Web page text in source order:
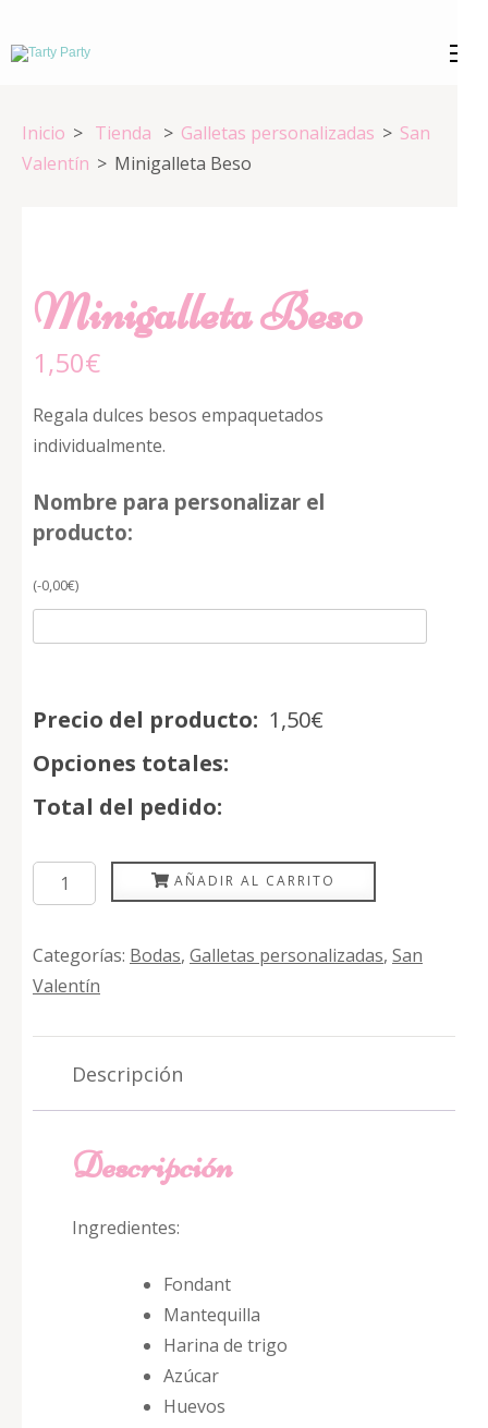
al
tecla
Inicio > Tienda > Galletas personalizadas > San
Valentín > Minigalleta Beso
Minigalleta Beso
1,50€
Regala dulces besos empaquetados
individualmente.
Nombre para personalizar el
producto:
(-0,00€)
Precio del producto: 1,50€
Opciones totales:
Total del pedido:
Minigalleta
Beso
AÑADIR AL CARRITO
Categorías: Bodas, Galletas personalizadas, San
Valentín
Descripción
Descripción
Ingredientes:
Fondant
Mantequilla
Harina de trigo
Azúcar
Huevos